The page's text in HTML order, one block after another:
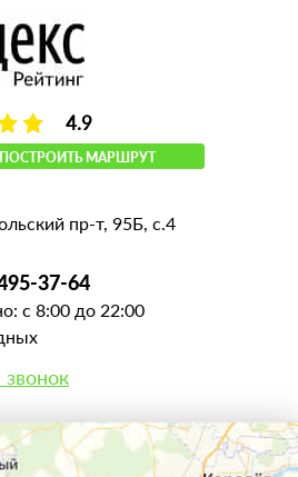
4.9
ПОСТРОИТЬ МАРШРУТ
пр-т, 95Б, с.4
37-64
с 8:00 до 22:00
звонок